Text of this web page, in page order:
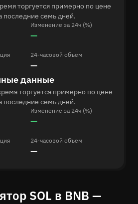
торгуется примерно по цене
последние семь дней.
Изменение за 24ч (%)
—
24-часовой объем
—
данные
торгуется примерно по цене
последние семь дней.
Изменение за 24ч (%)
—
24-часовой объем
—
SOL в BNB —